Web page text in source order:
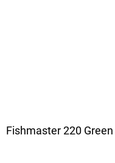
Fishmaster 220